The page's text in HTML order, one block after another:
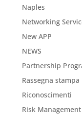
Naples
Networking
New APP
NEWS
Partnership
Rassegna stampa
Riconoscimenti
Risk Management